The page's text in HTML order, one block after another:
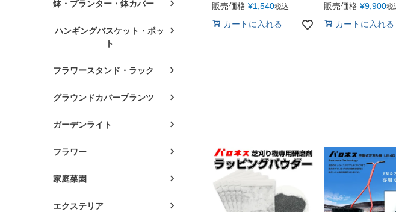
鉢・プランター・鉢カバー
ハンギングバスケット・ポッ
ト
フラワースタンド・ラック
グラウンドカバープランツ
ガーデンライト
フラワー
家庭菜園
エクステリア
販売価格 ¥1,540税込
カートに入れる
販売価格 ¥9,900税
カートに入れる